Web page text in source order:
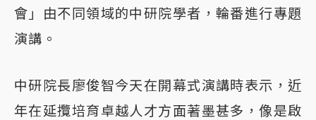
會」由不同領域的中研院學者，輪番進行專題
演講。
中研院長廖俊智今天在開幕式演講時表示，近
年在延攬培育卓越人才方面著墨甚多，像是啟